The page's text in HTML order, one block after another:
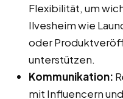
Flexibilität, um
Ilvesheim wie
oder
unterstützen.
Kommunikation:
mit Influencern